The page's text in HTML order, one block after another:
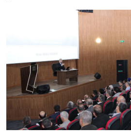
Gaziantep Müftülüğü
Giresun Müftülüğü
Gümüşhane Müftülüğü
Hakkari Müftülüğü